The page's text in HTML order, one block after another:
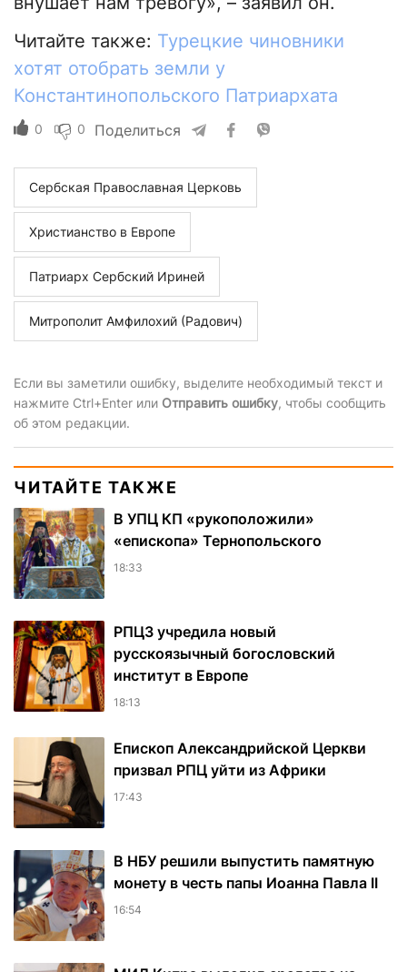
Читайте также: Турецкие чиновники
хотят отобрать земли у
Константинопольского Патриархата
0 0 Поделиться
Сербская Православная Церковь
Христианство в Европе
Патриарх Сербский Ириней
Митрополит Амфилохий (Радович)
Если вы заметили ошибку, выделите необходимый текст и
нажмите Ctrl+Enter или Отправить ошибку, чтобы сообщить
об этом редакции.
ЧИТАЙТЕ ТАКЖЕ
В УПЦ КП «рукоположили»
«епископа» Тернопольского
18:33
РПЦЗ учредила новый
русскоязычный богословский
институт в Европе
18:13
Епископ Александрийской Церкви
призвал РПЦ уйти из Африки
17:43
В НБУ решили выпустить памятную
монету в честь папы Иоанна Павла II
16:54